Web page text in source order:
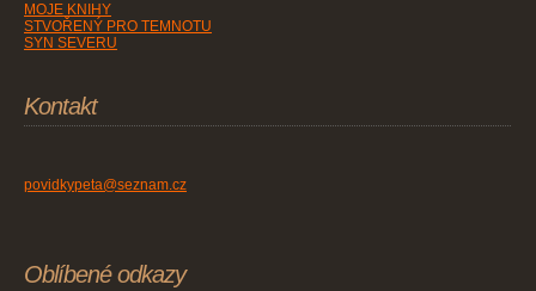
MOJE KNIHY
STVOŘENÝ PRO TEMNOTU
SYN SEVERU
Kontakt
povidkypeta@seznam.cz
Oblíbené odkazy